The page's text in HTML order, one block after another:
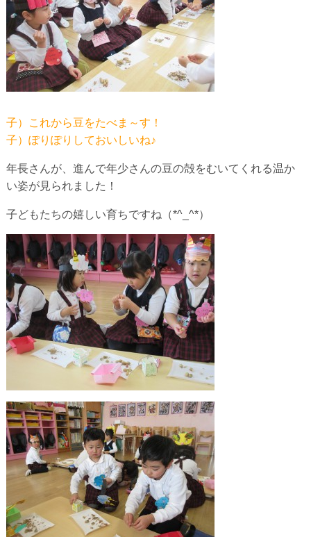
子）これから豆をたべま～す！
子）ぽりぽりしておいしいね♪
年長さんが、進んで年少さんの豆の殻をむいてくれる温か
い姿が見られました！
子どもたちの嬉しい育ちですね（*^_^*）